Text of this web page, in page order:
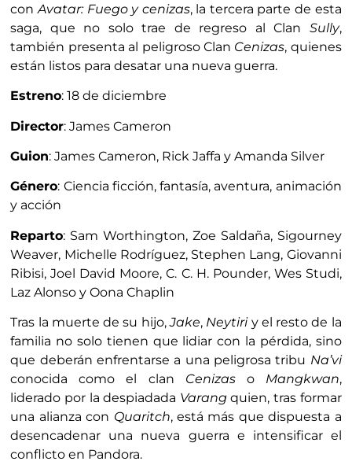
conAvatar: Fuego y cenizas, la tercera parte de esta
saga, que no solo trae de regreso al Clan Sully,
también presenta al peligroso Clan Cenizas, quienes
están listos para desatar una nueva guerra.
Estreno: 18 de diciembre
Director: James Cameron
Guion: James Cameron, Rick Jaffa y Amanda Silver
Género: Ciencia ficción, fantasía, aventura, animación
y acción
Reparto: Sam Worthington, Zoe Saldaña, Sigourney
Weaver, Michelle Rodríguez, Stephen Lang, Giovanni
Ribisi, Joel David Moore, C. C. H. Pounder, Wes Studi,
Laz Alonso y Oona Chaplin
Tras la muerte de su hijo,Jake, Neytiriy el resto de la
familia no solo tienen que lidiar con la pérdida, sino
que deberán enfrentarse a una peligrosa tribu Na’vi
conocida como el clan Cenizas o Mangkwan,
liderado por la despiadada Varang quien, tras formar
una alianza con Quaritch, está más que dispuesta a
desencadenar una nueva guerra e intensificar el
conflicto en Pandora.